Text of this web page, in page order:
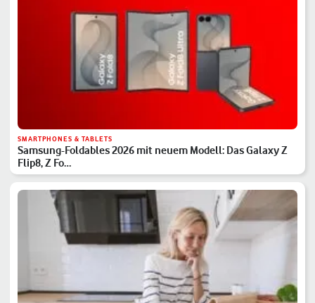
SMARTPHONES & TABLETS
Samsung-Foldables 2026 mit neuem Modell: Das Galaxy Z
Flip8, Z Fo…